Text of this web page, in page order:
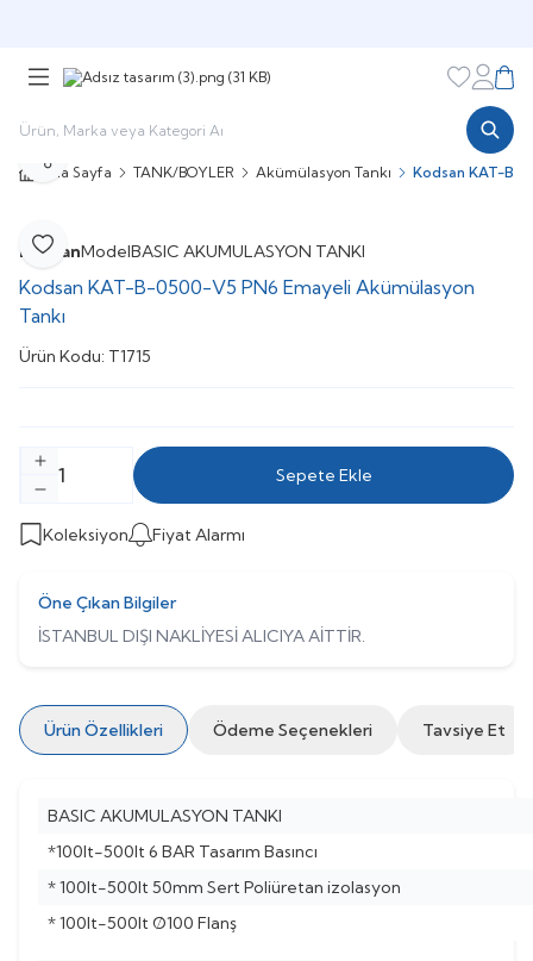
Favorilerim
Ana Sayfa TANK/BOYLER Akümülasyon Tankı Kodsan KAT-B-
Favoriye Ekle
Paylaş
KodsanModelBASIC AKUMULASYON TANKI
Kodsan KAT-B-0500-V5 PN6 Emayeli Akümülasyon
Tankı
Ürün Kodu: T1715
Sepete Ekle
Koleksiyon Fiyat Alarmı
Öne Çıkan Bilgiler
İSTANBUL DIŞI NAKLİYESİ ALICIYA AİTTİR.
Ürün Özellikleri Ödeme Seçenekleri Tavsiye Et
BASIC AKUMULASYON TANKI
*100lt-500lt 6 BAR Tasarım Basıncı
* 100lt-500lt 50mm Sert Poliüretan izolasyon
* 100lt-500lt Ø100 Flanş